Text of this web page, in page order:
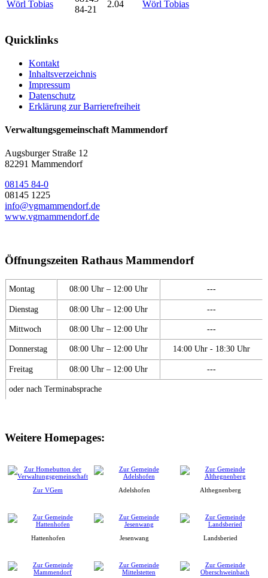
Wörl Tobias
84-21
2.04
Quicklinks
Kontakt
Inhaltsverzeichnis
Impressum
Datenschutz
Erklärung zur Barrierefreiheit
Verwaltungsgemeinschaft Mammendorf
Augsburger Straße 12
82291 Mammendorf
08145 84-0
08145 1225
info@vgmammendorf.de
www.vgmammendorf.de
Öffnungszeiten Rathaus Mammendorf
Montag 08:00 Uhr – 12:00 Uhr ---
Dienstag 08:00 Uhr – 12:00 Uhr ---
Mittwoch 08:00 Uhr – 12:00 Uhr ---
Donnerstag 08:00 Uhr – 12:00 Uhr 14:00 Uhr - 18:30 Uhr
Freitag 08:00 Uhr – 12:00 Uhr ---
oder nach Terminabsprache
Weitere Homepages:
Zur VGem Adelshofen Althegnenberg
Hattenhofen Jesenwang Landsberied